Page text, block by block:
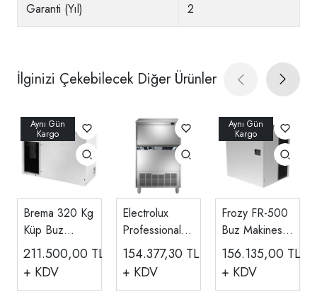
Garanti (Yıl) 2
İlginizi Çekebilecek Diğer Ürünler
Brema 320 Kg
Küp Buz
Makinesi
Haznesiz C
300A
211.500,00 TL
+ KDV
Electrolux
Professional
Küp Buz
Makinesi,
Kapasite 153
154.377,30 TL
+ KDV
Frozy FR-500
Buz Makinesi
450 Kg/gün
Kapasiteli
156.135,00 TL
+ KDV